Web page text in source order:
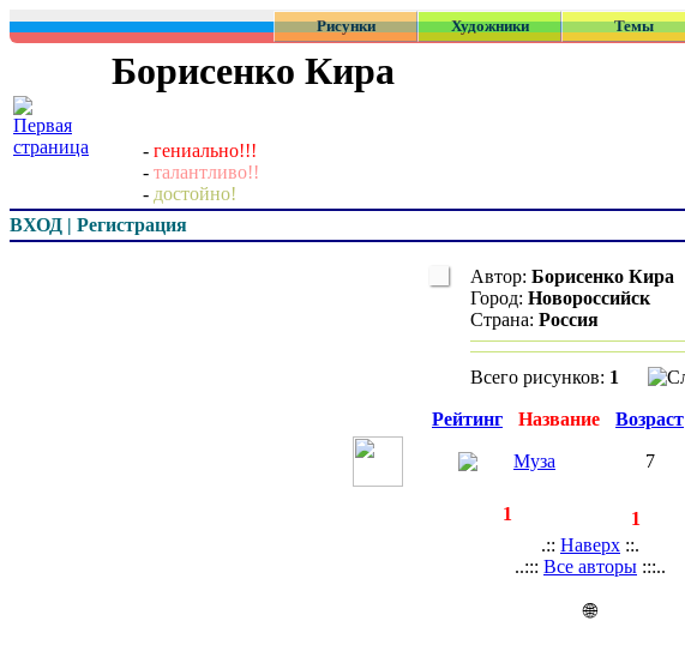
Рисунки Художники Темы
Борисенко Кира
- гениально!!!
- талантливо!!
- достойно!
ВХОД | Регистрация
Автор: Борисенко Кира
Город: Новороссийск
Страна: Россия
Всего рисунков: 1
Рейтинг Название Возраст
Муза 7
1
1
.:: Наверх ::.
..::: Все авторы :::..
🌐